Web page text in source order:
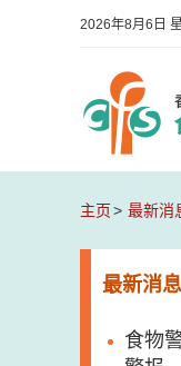
2026年8月6日
主页 最新消
最新消息
食物